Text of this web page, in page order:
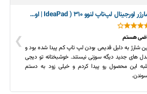
❯
شارژر اورجینال لپ‌تاپ لنوو 310 ( IdeaPad | اورجینال)
هستم
شارژ به دلیل قدیمی بودن لپ تاپ کم پیدا شده بود و
های جدید دیگه سوزنی نیستند. خوشبختانه تو دیجی
این محصول رو پیدا کردم و خیلی زود به دستم